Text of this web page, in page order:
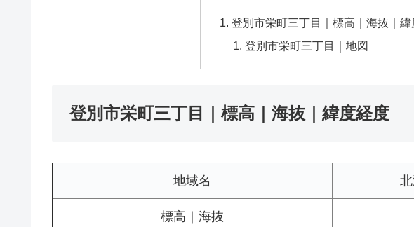
登別市栄町三丁目｜標高｜海抜｜緯
登別市栄町三丁目｜地図
登別市栄町三丁目｜標高｜海抜｜緯度経度
地域名
標高｜海抜